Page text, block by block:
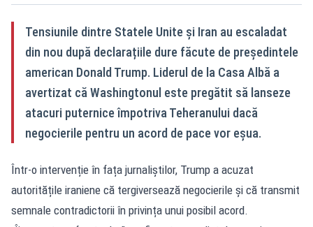
Tensiunile dintre Statele Unite și Iran au escaladat
din nou după declarațiile dure făcute de președintele
american Donald Trump. Liderul de la Casa Albă a
avertizat că Washingtonul este pregătit să lanseze
atacuri puternice împotriva Teheranului dacă
negocierile pentru un acord de pace vor eșua.
Într-o intervenție în fața jurnaliștilor, Trump a acuzat
autoritățile iraniene că tergiversează negocierile și că transmit
semnale contradictorii în privința unui posibil acord.